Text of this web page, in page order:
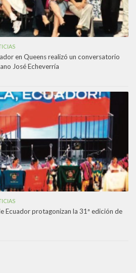
en Queens realizó un conversatorio
José Echeverría
Ecuador protagonizan la 31ª edición de